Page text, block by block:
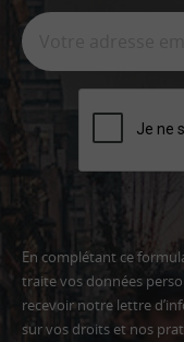
En complétant ce
traite vos données
recevoir notre lettre
sur vos droits et nos